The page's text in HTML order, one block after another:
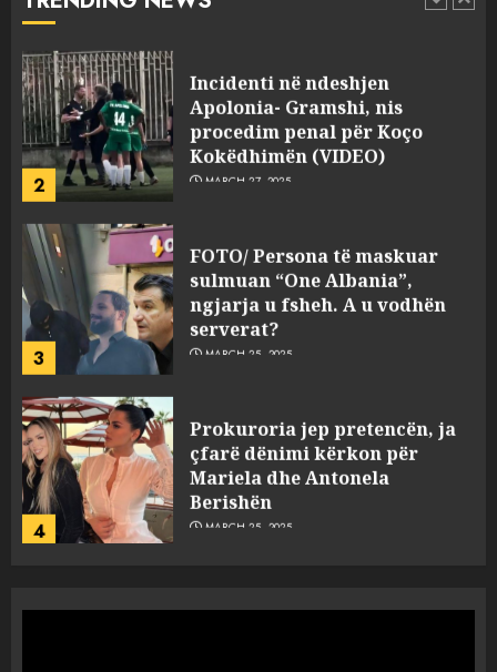
1
2
Incidenti në ndeshjen
Apolonia- Gramshi, nis
procedim penal për Koço
Kokëdhimën (VIDEO)
MARCH 27, 2025
3
FOTO/ Persona të maskuar
sulmuan “One Albania”,
ngjarja u fsheh. A u vodhën
serverat?
MARCH 25, 2025
4
Prokuroria jep pretencën, ja
çfarë dënimi kërkon për
Mariela dhe Antonela
Berishën
MARCH 25, 2025